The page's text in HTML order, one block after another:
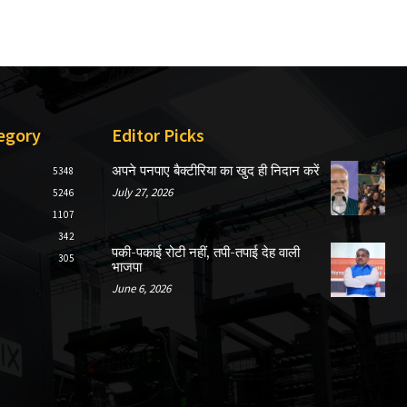
5348
5246
1107
342
305
Editor Picks
अपने पनपाए बैक्टीरिया का खुद ही निदान करें
July 27, 2026
पकी-पकाई रोटी नहीं, तपी-तपाई देह वाली
भाजपा
June 6, 2026